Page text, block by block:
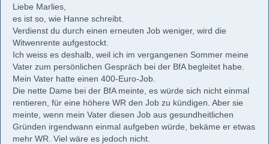
Liebe Marlies,
es ist so, wie Hanne schreibt.
Verdienst du durch einen erneuten Job weniger, wird die
Witwenrente aufgestockt.
Ich weiss es deshalb, weil ich im vergangenen Sommer meine
Vater zum persönlichen Gespräch bei der BfA begleitet habe.
Mein Vater hatte einen 400-Euro-Job.
Die nette Dame bei der BfA meinte, es würde sich nicht einmal
rentieren, für eine höhere WR den Job zu kündigen. Aber sie
meinte, wenn mein Vater diesen Job aus gesundheitlichen
Gründen irgendwann einmal aufgeben würde, bekäme er etwas
mehr WR. Viel wäre es jedoch nicht.